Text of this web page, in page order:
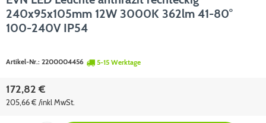
240x95x105mm 12W 3000K 362lm 41-80°
100-240V IP54
Artikel-Nr.: 2200004456 5-15 Werktage
172,82 €
205,66 € /inkl MwSt.